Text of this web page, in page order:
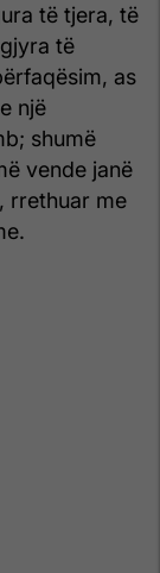
të tjera, të
të
as
një
shumë
vende janë
rrethuar me